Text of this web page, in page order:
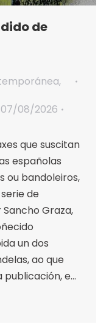
de
,
07/08/2026
que suscitan
españolas
ou bandoleiros,
de
Graza,
un dos
ao que
e…